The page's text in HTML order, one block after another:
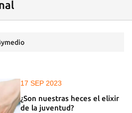
17 SEP 2023
¿Son nuestras heces el elixir
de la juventud?